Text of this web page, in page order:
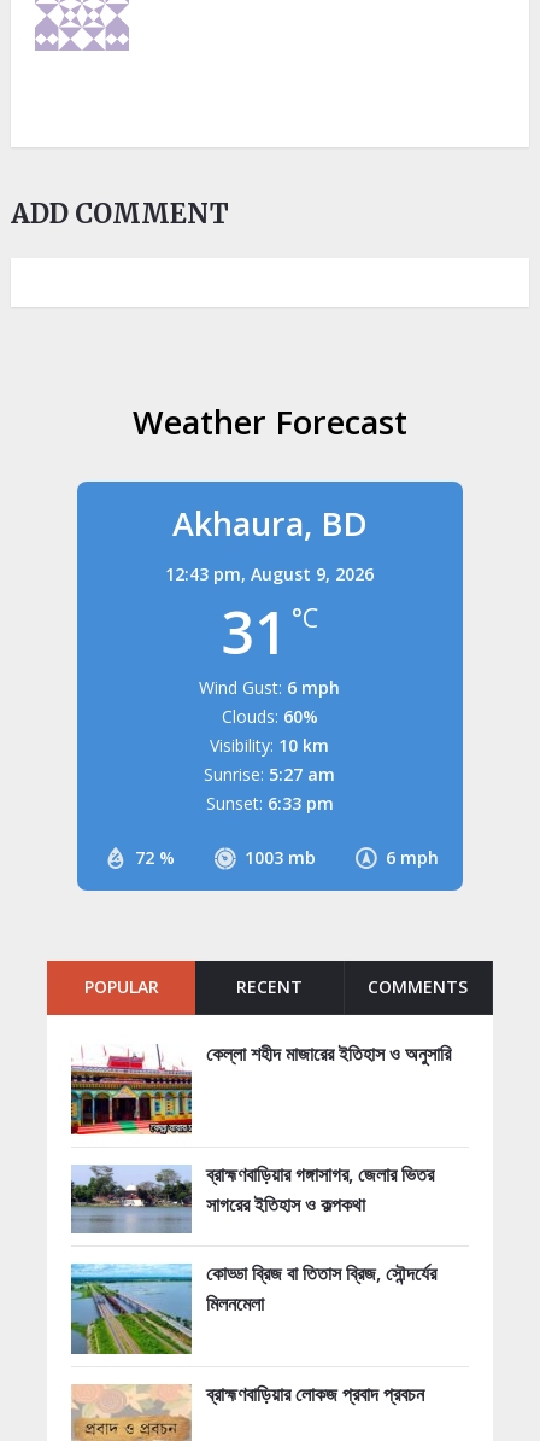
ADD COMMENT
Weather Forecast
Akhaura, BD
12:43 pm,August 9, 2026
31 °C
72 % 1003 mb 6 mph
Wind Gust: 6 mph
Clouds: 60%
Visibility: 10 km
Sunrise: 5:27 am
Sunset: 6:33 pm
POPULAR RECENT COMMENTS
কেল্লা শহীদ মাজারের ইতিহাস ও অনুসারি
ব্রাহ্মণবাড়িয়ার গঙ্গাসাগর, জেলার ভিতর
সাগরের ইতিহাস ও কল্পকথা
কোড্ডা ব্রিজ বা তিতাস ব্রিজ, সৌন্দর্যের
মিলনমেলা
ব্রাহ্মণবাড়িয়ার লোকজ প্রবাদ প্রবচন